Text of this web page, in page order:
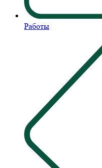
Работы